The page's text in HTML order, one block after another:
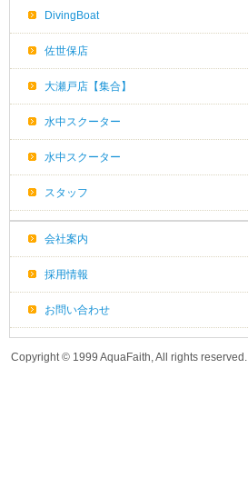
DivingBoat
佐世保店
大瀬戸店【集合】
水中スクーター
水中スクーター
スタッフ
会社案内
採用情報
お問い合わせ
Copyright © 1999 AquaFaith, All rights reserved.